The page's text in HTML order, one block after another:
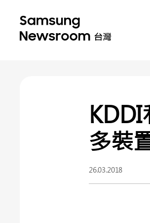
KDDI
多裝
26.03.2018